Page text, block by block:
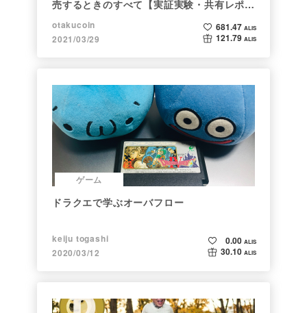
売するときのすべて【実証実験・共有レポー
ト】
otakucoin
2021/03/29
681.47 ALIS
121.79 ALIS
ゲーム
ドラクエで学ぶオーバフロー
keiju togashi
2020/03/12
0.00 ALIS
30.10 ALIS